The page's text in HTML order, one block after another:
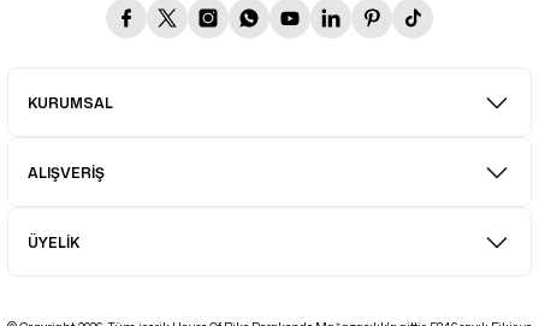
KURUMSAL
ALIŞVERİŞ
ÜYELİK